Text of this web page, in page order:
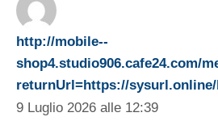
http://mobile--
shop4.studio906.cafe24.com/
returnUrl=https://sysurl.online/
9 Luglio 2026 alle 12:39